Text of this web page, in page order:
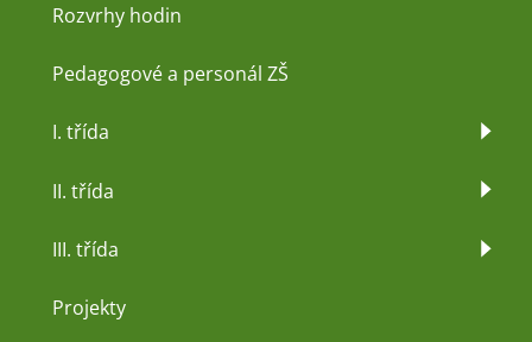
Rozvrhy hodin
Pedagogové a personál ZŠ
I. třída
II. třída
III. třída
Projekty